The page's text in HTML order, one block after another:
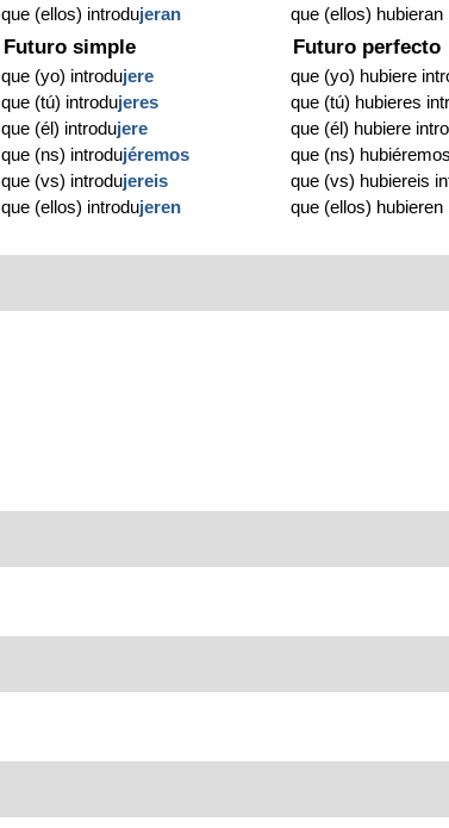
que (ellos) introdujeran
que (ellos) hubieran
Futuro simple
que (yo) introdujere
que (tú) introdujeres
que (él) introdujere
que (ns) introdujéremos
que (vs) introdujereis
que (ellos) introdujeren
Futuro perfecto
que (yo) hubiere
que (tú) hubieres
que (él) hubiere
que (ns)
que (vs) hubiereis
que (ellos) hubieren